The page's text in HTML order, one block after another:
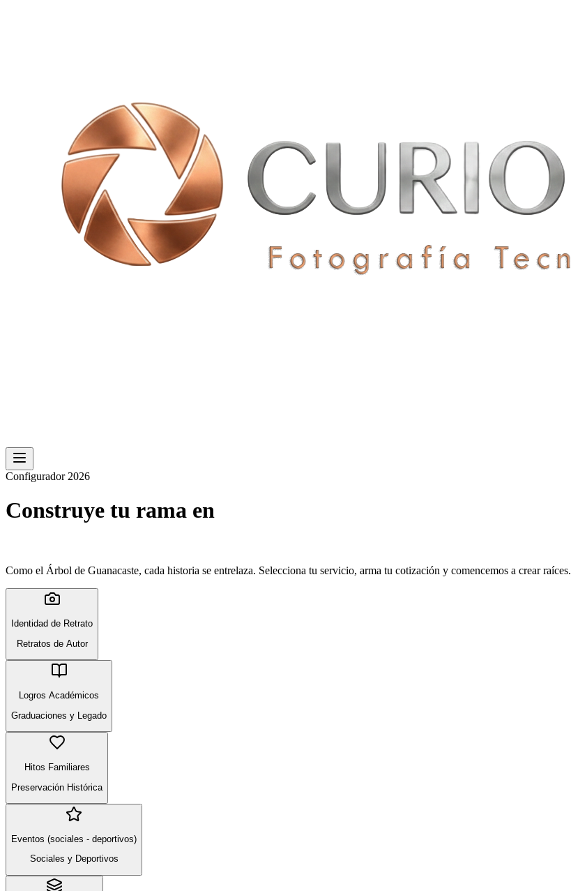
Configurador 2026
Construye tu rama en
Como el Árbol de Guanacaste, cada historia se entrelaza. Selecciona tu servicio, arma tu cotización y comencemos a crear raíces.
Identidad de Retrato
Retratos de Autor
Logros Académicos
Graduaciones y Legado
Hitos Familiares
Preservación Histórica
Eventos (sociales - deportivos)
Sociales y Deportivos